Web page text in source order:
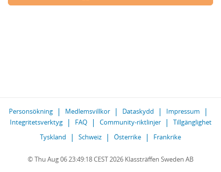
Personsökning Medlemsvillkor Dataskydd
Impressum
Integritetsverktyg
FAQ Community-riktlinjer
Tillgänglighet
Tyskland
Schweiz Österrike Frankrike
© Thu Aug 06 23:49:18 CEST 2026 Klassträffen Sweden AB